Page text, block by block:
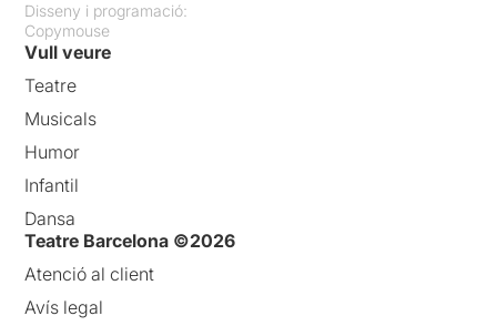
Disseny i programació:
Copymouse
Vull veure
Teatre
Musicals
Humor
Infantil
Dansa
Teatre Barcelona ©2026
Atenció al client
Avís legal